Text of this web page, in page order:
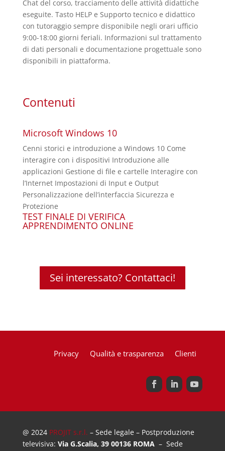
Chat del corso, tracciamento delle attività didattiche
eseguite. Tasto HELP e Supporto tecnico e didattico
con tutoraggio sempre disponibile negli orari ufficio
9:00-18:00 giorni feriali. Informazioni sul trattamento
di dati personali e documentazione progettuale sono
disponibili in piattaforma.
Contenuti
Microsoft Windows 10
Cenni storici e introduzione a Windows 10 Come
interagire con i dispositivi Introduzione alle
applicazioni Gestione di file e cartelle Interagire con
l’Internet Impostazioni di Input e Output
Personalizzazione dell’interfaccia Sicurezza e
Protezione
TEST FINALE DI VERIFICA
APPRENDIMENTO ONLINE
Sei interessato? Contattaci!
Privacy Qualità e trasparenza Clienti
@ 2024 PROJIT s.r.l. – Sede legale – Postproduzione
televisiva: Via G.Scalia, 39 00136 ROMA– Sede